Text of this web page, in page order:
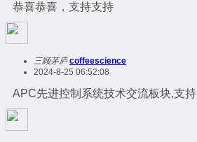
恭喜恭喜，支持支持
三顾茅庐 coffeescience
2024-8-25 06:52:08
APC先进控制系统技术交流板块,支持